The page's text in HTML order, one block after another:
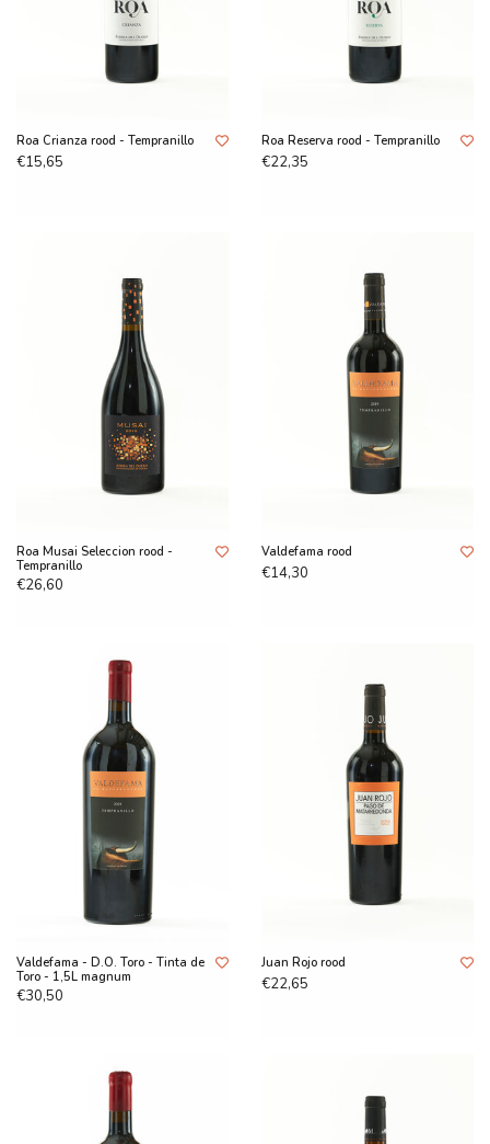
Roa Crianza rood - Tempranillo
€15,65
Roa Reserva rood - Tempranillo
€22,35
Roa Musai Seleccion rood -
Tempranillo
€26,60
Valdefama rood
€14,30
Valdefama - D.O. Toro - Tinta de
Toro - 1,5L magnum
€30,50
Juan Rojo rood
€22,65